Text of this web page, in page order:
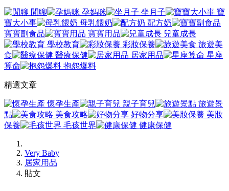
閒聊 孕媽咪 坐月子
寶
寶大小事
母乳餵奶
配方奶
寶寶副食品
寶寶用品
兒童成長
學校教育
彩妝保養
旅遊美
食
醫療保健 居家用品
星座
算命
抱怨爆料
精選文章
懷孕生產 親子育兒
旅遊景
點
美食攻略 好物分享
美妝
保養
毛孩世界 健康保健
Very Baby
居家用品
貼文